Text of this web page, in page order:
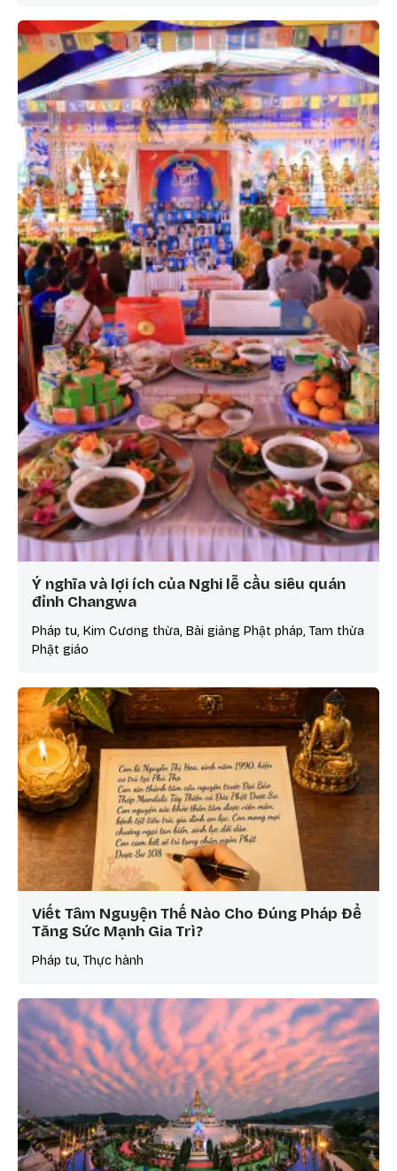
Ý nghĩa và lợi ích của Nghi lễ cầu siêu quán
đỉnh Changwa
Pháp tu, Kim Cương thừa, Bài giảng Phật pháp, Tam thừa
Phật giáo
Viết Tâm Nguyện Thế Nào Cho Đúng Pháp Để
Tăng Sức Mạnh Gia Trì?
Pháp tu, Thực hành